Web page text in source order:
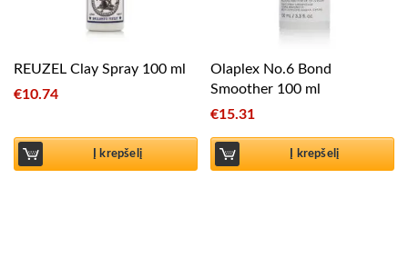
REUZEL Clay Spray 100 ml
€10.74
Į krepšelį
Olaplex No.6 Bond
Smoother 100 ml
€15.31
Į krepšelį